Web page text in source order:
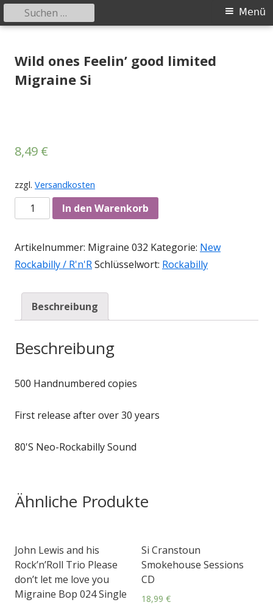
zum
Primäres
Menü
Suchen
nach:
Wild ones Feelin’ good limited
Migraine Si
8,49 €
zzgl. Versandkosten
Anzahl In den Warenkorb
Artikelnummer: Migraine 032 Kategorie: New
Rockabilly / R'n'RSchlüsselwort: Rockabilly
Beschreibung
Beschreibung
500 Handnumbered copies
First release after over 30 years
80'S Neo-Rockabilly Sound
Ähnliche Produkte
John Lewis and his
Rock’n’Roll Trio Please
don’t let me love you
Migraine Bop 024 Single
Si Cranstoun
Smokehouse Sessions
CD
18,99 €